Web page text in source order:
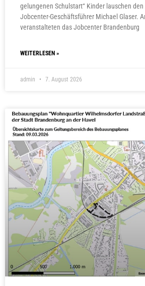
gelungenen Schulstart“ Kinder lauschen
Jobcenter-Geschäftsführer Michael Glaser.
veranstalteten das Jobcenter Brandenburg
WEITERLESEN »
admin 7. August 2026